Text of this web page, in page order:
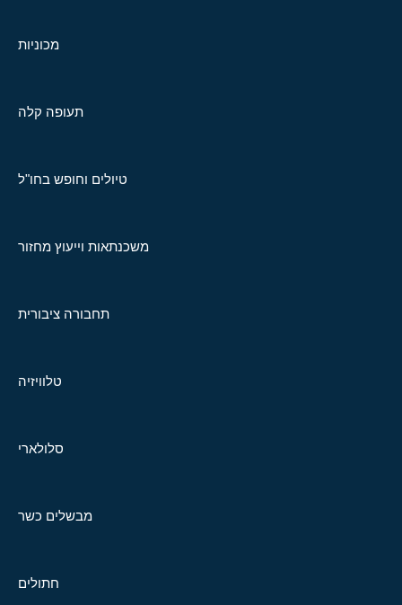
מכוניות
תעופה קלה
טיולים וחופש בחו"ל
משכנתאות וייעוץ מחזור
תחבורה ציבורית
טלוויזיה
סלולארי
מבשלים כשר
חתולים